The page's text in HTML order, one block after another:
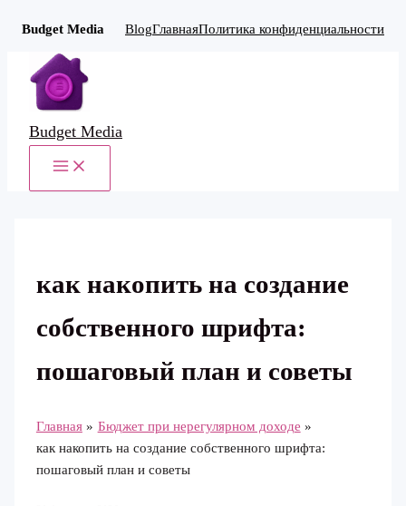
Budget Media BlogГлавнаяПолитика конфиденциальности
Перейти
содержимому
Budget Media
MAIN
как накопить на создание
собственного шрифта:
пошаговый план и советы
Главная
Бюджет при нерегулярном доходе
как накопить на создание собственного шрифта:
пошаговый план и советы